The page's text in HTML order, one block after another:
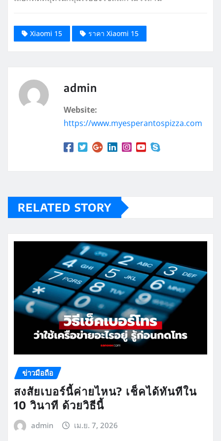
Xiaomi 15 ราคา Xiaomi 15
admin
Website:
https://www.myesperantospizza.com
RELATED STORY
ข่าวมือถือ
สงสัยเบอร์นี้ค่ายไหน? เช็คได้ทันทีใน
10 วินาที ด้วยวิธีนี้
admin เม.ย. 7, 2026